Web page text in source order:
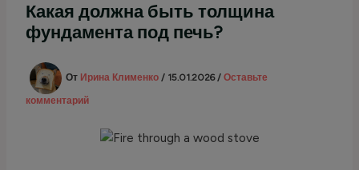
Какая должна быть толщина
фундамента под печь?
От Ирина Клименко/ 15.01.2026/Оставьте
комментарий